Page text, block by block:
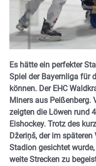
Es hätte ein perfekter
Spiel der Bayernliga für
können. Der EHC
Miners aus Peißenberg.
zeigten die Löwen rund
Eishockey. Trotz des
Džeriņš, der im
Stadion gesichtet
weite Strecken zu